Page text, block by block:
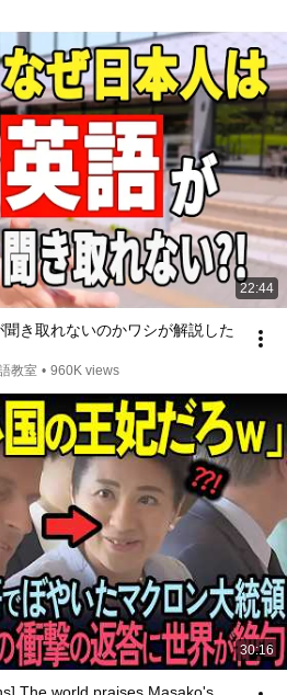
22:44
き取れないのかワシが解説した
教室 • 960K views
30:16